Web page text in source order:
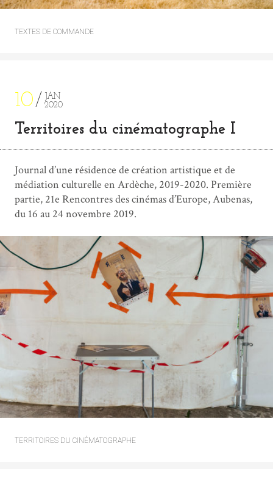
TEXTES DE COMMANDE
10
JAN
2020
Territoires du cinématographe I
Journal d’une résidence de création artistique et de
médiation culturelle en Ardèche, 2019-2020. Première
partie, 21e Rencontres des cinémas d’Europe, Aubenas,
du 16 au 24 novembre 2019.
TERRITOIRES DU CINÉMATOGRAPHE